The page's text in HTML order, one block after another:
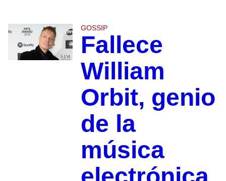
GOSSIP
Fallece
William
Orbit, genio
de la
música